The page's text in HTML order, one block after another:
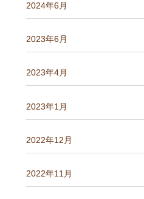
2024年6月
2023年6月
2023年4月
2023年1月
2022年12月
2022年11月